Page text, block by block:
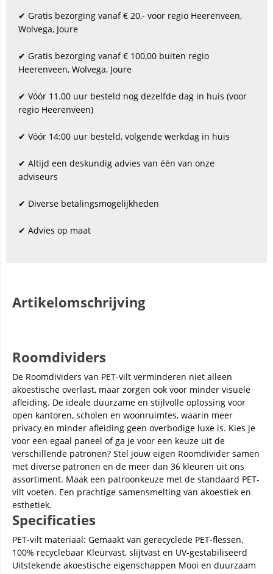
✔ Gratis bezorging vanaf € 20,- voor regio Heerenveen,
Wolvega, Joure
✔ Gratis bezorging vanaf € 100,00 buiten regio
Heerenveen, Wolvega, Joure
✔ Vóór 11.00 uur besteld nog dezelfde dag in huis (voor
regio Heerenveen)
✔ Vóór 14:00 uur besteld, volgende werkdag in huis
✔ Altijd een deskundig advies van één van onze
adviseurs
✔ Diverse betalingsmogelijkheden
✔ Advies op maat
Artikelomschrijving
Roomdividers
De Roomdividers van PET-vilt verminderen niet alleen
akoestische overlast, maar zorgen ook voor minder visuele
afleiding. De ideale duurzame en stijlvolle oplossing voor
open kantoren, scholen en woonruimtes, waarin meer
privacy en minder afleiding geen overbodige luxe is. Kies je
voor een egaal paneel of ga je voor een keuze uit de
verschillende patronen? Stel jouw eigen Roomdivider samen
met diverse patronen en de meer dan 36 kleuren uit ons
assortiment. Maak een patroonkeuze met de standaard PET-
vilt voeten. Een prachtige samensmelting van akoestiek en
esthetiek.
Specificaties
PET-vilt materiaal: Gemaakt van gerecyclede PET-flessen,
100% recyclebaar Kleurvast, slijtvast en UV-gestabiliseerd
Uitstekende akoestische eigenschappen Mooi en duurzaam